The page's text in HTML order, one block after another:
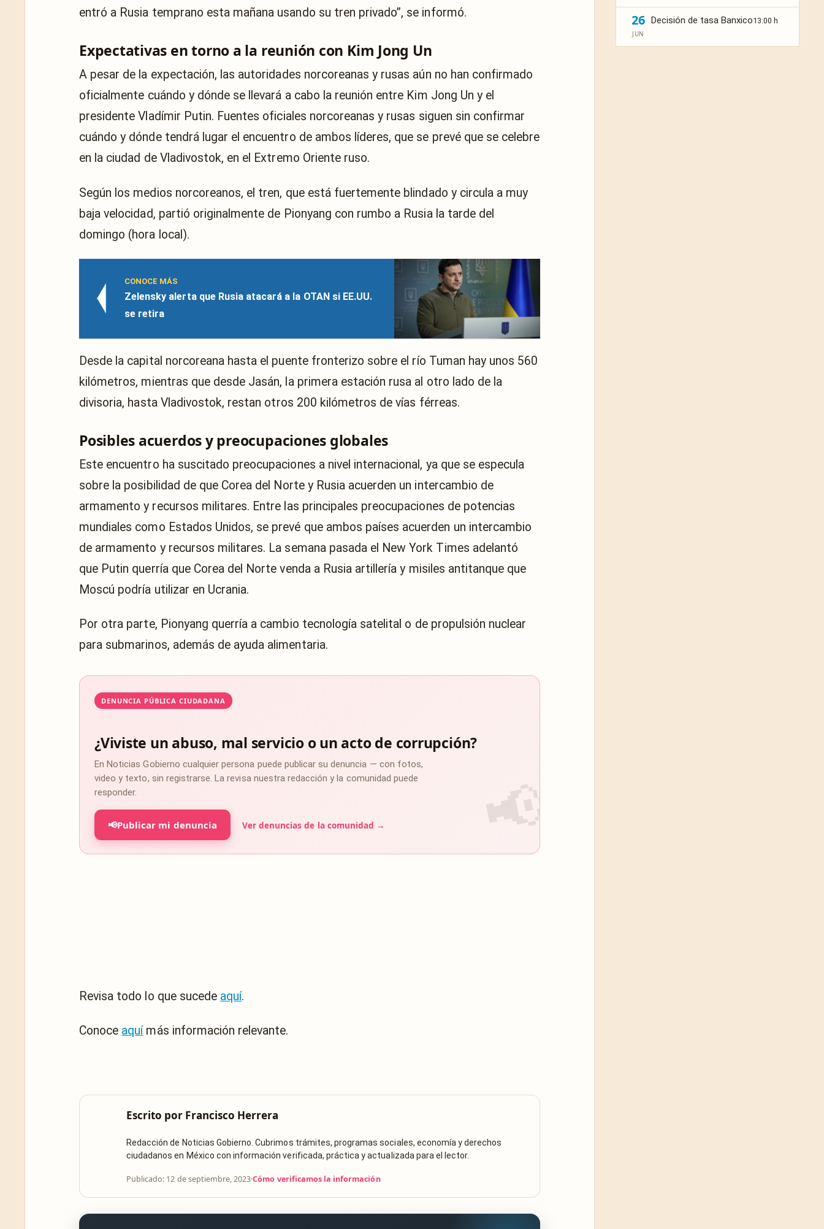
entró a Rusia temprano esta mañana usando su tren privado”, se informó.
Expectativas en torno a la reunión con Kim Jong Un
A pesar de la expectación, las autoridades norcoreanas y rusas aún no han confirmado
oficialmente cuándo y dónde se llevará a cabo la reunión entre Kim Jong Un y el
presidente Vladímir Putin. Fuentes oficiales norcoreanas y rusas siguen sin confirmar
cuándo y dónde tendrá lugar el encuentro de ambos líderes, que se prevé que se celebre
en la ciudad de Vladivostok, en el Extremo Oriente ruso.
Según los medios norcoreanos, el tren, que está fuertemente blindado y circula a muy
baja velocidad, partió originalmente de Pionyang con rumbo a Rusia la tarde del
domingo (hora local).
CONOCE MÁS
Zelensky alerta que Rusia atacará a la OTAN si EE.UU.
se retira
Desde la capital norcoreana hasta el puente fronterizo sobre el río Tuman hay unos 560
kilómetros, mientras que desde Jasán, la primera estación rusa al otro lado de la
divisoria, hasta Vladivostok, restan otros 200 kilómetros de vías férreas.
Posibles acuerdos y preocupaciones globales
Este encuentro ha suscitado preocupaciones a nivel internacional, ya que se especula
sobre la posibilidad de que Corea del Norte y Rusia acuerden un intercambio de
armamento y recursos militares. Entre las principales preocupaciones de potencias
mundiales como Estados Unidos, se prevé que ambos países acuerden un intercambio
de armamento y recursos militares. La semana pasada el New York Times adelantó
que Putin querría que Corea del Norte venda a Rusia artillería y misiles antitanque que
Moscú podría utilizar en Ucrania.
Por otra parte, Pionyang querría a cambio tecnología satelital o de propulsión nuclear
para submarinos, además de ayuda alimentaria.
DENUNCIA PÚBLICA CIUDADANA
¿Viviste un abuso, mal servicio o un acto de corrupción?
En Noticias Gobierno cualquier persona puede publicar su denuncia — con fotos,
video y texto, sin registrarse. La revisa nuestra redacción y la comunidad puede
responder.
📢Publicar mi denuncia Ver denuncias de la comunidad →
Revisa todo lo que sucede aquí.
Conoce aquímás información relevante.
Escrito por Francisco Herrera
Redacción de Noticias Gobierno. Cubrimos trámites, programas sociales, economía y derechos
ciudadanos en México con información verificada, práctica y actualizada para el lector.
Publicado: 12 de septiembre, 2023·Cómo verificamos la información
26
JUN
Decisión de tasa Banxico13:00 h